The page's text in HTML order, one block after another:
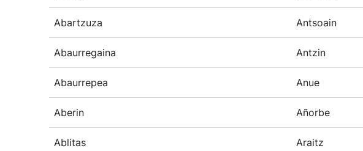
Abartzuza Antsoain
Abaurregaina Antzin
Abaurrepea Anue
Aberin Añorbe
Ablitas Araitz